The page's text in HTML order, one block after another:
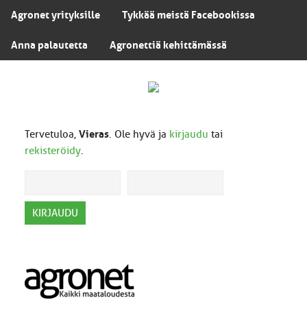
Agronet yrityksille Tykkää meistä Facebookissa
Anna palautetta Agronettiä kehittämässä
Tervetuloa, Vieras. Ole hyvä ja kirjaudu tai
rekisteröidy.